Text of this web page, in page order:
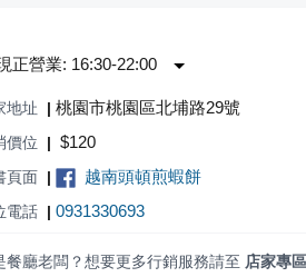
正營業: 16:30-22:00
地址 | 桃園市桃園區北埔路29號
價位 | $120
頁面 | 越南頭頓煎蝦餅
電話 | 0931330693
餐廳老闆？想要更多行銷服務請至 店家專區